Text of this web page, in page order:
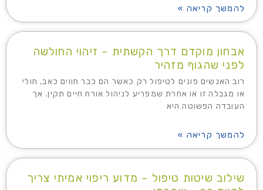
להמשך קריאה »
אבחון מוקדם דרך הקשתית – זיהוי החולשה
לפני שהגוף מזהיר
רוב האנשים פונים לטיפול רק כאשר הם כבר חווים כאב, חולי
או מגבלה זו או אחרת שמפריע לניהול אורח חיים תקין. אך
העובדה הפשוטה היא
להמשך קריאה »
שילוב שיטות טיפול – מדוע ריפוי אמיתי צריך